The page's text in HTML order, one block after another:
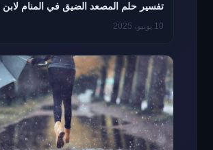
تفسير حلم المصعد الضيق في المنام
10 يونيو، 2025